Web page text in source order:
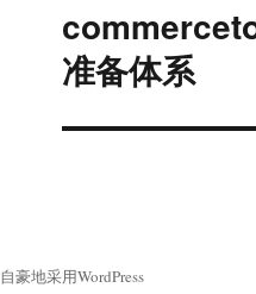
下
篇
文
章：
准备体系
自豪地采用WordPress